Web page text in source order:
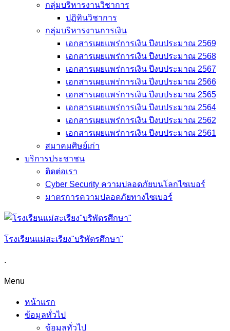
กลุ่มบริหารงานวิชาการ
ปฏิทินวิชาการ
กลุ่มบริหารงานการเงิน
เอกสารเผยแพร่การเงิน ปีงบประมาณ 2569
เอกสารเผยแพร่การเงิน ปีงบประมาณ 2568
เอกสารเผยแพร่การเงิน ปีงบประมาณ 2567
เอกสารเผยแพร่การเงิน ปีงบประมาณ 2566
เอกสารเผยแพร่การเงิน ปีงบประมาณ 2565
เอกสารเผยแพร่การเงิน ปีงบประมาณ 2564
เอกสารเผยแพร่การเงิน ปีงบประมาณ 2562
เอกสารเผยแพร่การเงิน ปีงบประมาณ 2561
สมาคมศิษย์เก่า
บริการประชาชน
ติดต่อเรา
Cyber Security ความปลอดภัยบนโลกไซเบอร์
มาตรการความปลอดภัยทางไซเบอร์
โรงเรียนแม่สะเรียง"บริพัตรศึกษา"
.
Menu
หน้าแรก
ข้อมูลทั่วไป
ข้อมูลทั่วไป